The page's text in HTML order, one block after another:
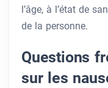
l’âge, à l’état de
de la personne.
Questions
sur les